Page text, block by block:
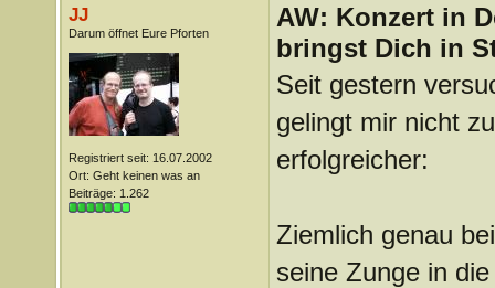
JJ
Darum öffnet Eure Pforten
Registriert seit: 16.07.2002
Ort: Geht keinen was an
Beiträge: 1.262
AW: Konzert in
bringst Dich in
Seit gestern
gelingt mir nicht
erfolgreicher:
Ziemlich genau
seine Zunge in